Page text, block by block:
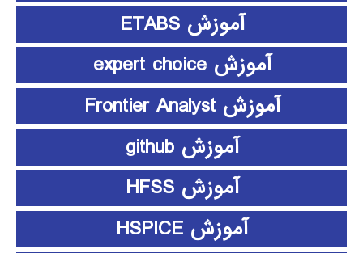
آموزش ETABS
آموزش expert choice
آموزش Frontier Analyst
آموزش github
آموزش HFSS
آموزش HSPICE